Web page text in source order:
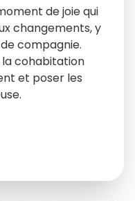
de joie qui
changements, y
compagnie.
la cohabitation
et poser les